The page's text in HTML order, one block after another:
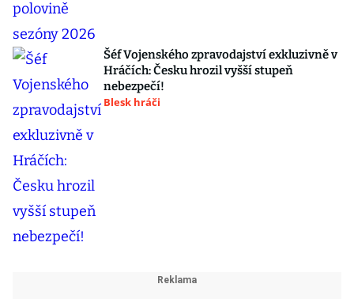
Šéf Vojenského zpravodajství exkluzivně v
Hráčích: Česku hrozil vyšší stupeň
nebezpečí!
Blesk hráči